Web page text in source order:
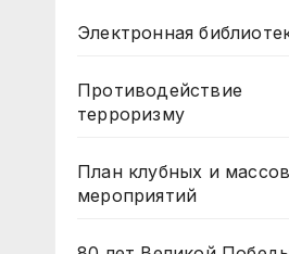
Электронная
Противодействие
терроризму
План клубных и
мероприятий